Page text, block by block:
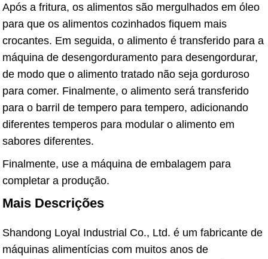
Após a fritura, os alimentos são mergulhados em óleo
para que os alimentos cozinhados fiquem mais
crocantes. Em seguida, o alimento é transferido para a
máquina de desengorduramento para desengordurar,
de modo que o alimento tratado não seja gorduroso
para comer. Finalmente, o alimento será transferido
para o barril de tempero para tempero, adicionando
diferentes temperos para modular o alimento em
sabores diferentes.
Finalmente, use a máquina de embalagem para
completar a produção.
Mais Descrições
Shandong Loyal Industrial Co., Ltd. é um fabricante de
máquinas alimentícias com muitos anos de